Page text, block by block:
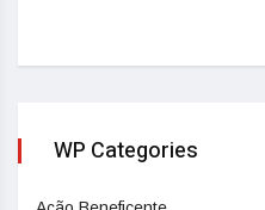
WP Categories